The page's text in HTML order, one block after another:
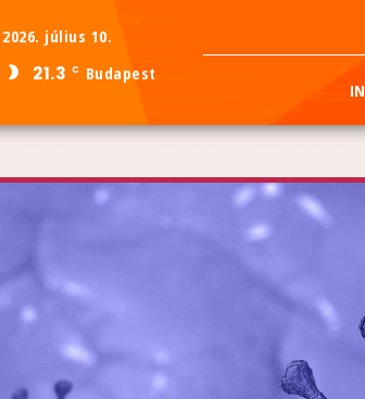
2026. július 10.
21.3 C
Budapest